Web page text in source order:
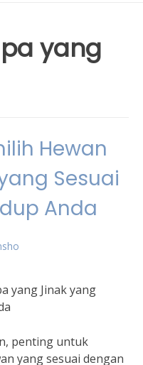
yang
Hewan
Sesuai
Anda
yang Jinak yang
penting untuk
yang sesuai dengan